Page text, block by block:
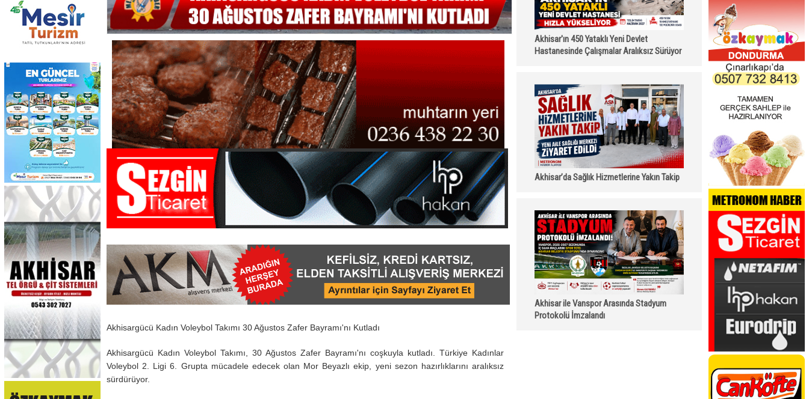
Akhisar'ın 450 Yataklı Yeni Devlet
Hastanesinde Çalışmalar Aralıksız Sürüyor
Akhisar’da Sağlık Hizmetlerine Yakın Takip
Akhisar ile Vanspor Arasında Stadyum
Protokolü İmzalandı
Akhisargücü Kadın Voleybol Takımı 30 Ağustos Zafer Bayramı'nı Kutladı
Akhisargücü Kadın Voleybol Takımı, 30 Ağustos Zafer Bayramı'nı coşkuyla kutladı. Türkiye Kadınlar
Voleybol 2. Ligi 6. Grupta mücadele edecek olan Mor Beyazlı ekip, yeni sezon hazırlıklarını aralıksız
sürdürüyor.